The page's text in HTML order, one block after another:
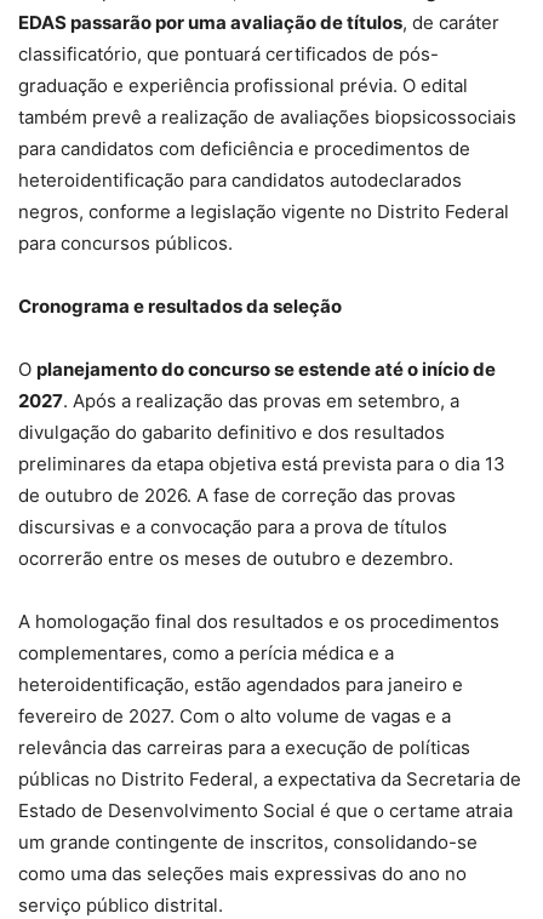
EDAS passarão por uma avaliação de títulos, de caráter
classificatório, que pontuará certificados de pós-
graduação e experiência profissional prévia. O edital
também prevê a realização de avaliações biopsicossociais
para candidatos com deficiência e procedimentos de
heteroidentificação para candidatos autodeclarados
negros, conforme a legislação vigente no Distrito Federal
para concursos públicos.
Cronograma e resultados da seleção
O planejamento do concurso se estende até o início de
2027. Após a realização das provas em setembro, a
divulgação do gabarito definitivo e dos resultados
preliminares da etapa objetiva está prevista para o dia 13
de outubro de 2026. A fase de correção das provas
discursivas e a convocação para a prova de títulos
ocorrerão entre os meses de outubro e dezembro.
A homologação final dos resultados e os procedimentos
complementares, como a perícia médica e a
heteroidentificação, estão agendados para janeiro e
fevereiro de 2027. Com o alto volume de vagas e a
relevância das carreiras para a execução de políticas
públicas no Distrito Federal, a expectativa da Secretaria de
Estado de Desenvolvimento Social é que o certame atraia
um grande contingente de inscritos, consolidando-se
como uma das seleções mais expressivas do ano no
serviço público distrital.